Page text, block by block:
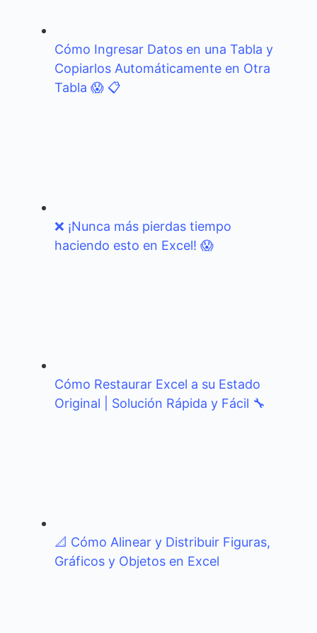
Cómo Ingresar Datos en una Tabla y
Copiarlos Automáticamente en Otra
Tabla 😱 📋
❌ ¡Nunca más pierdas tiempo
haciendo esto en Excel! 😱
Cómo Restaurar Excel a su Estado
Original | Solución Rápida y Fácil 🔧
📐 Cómo Alinear y Distribuir Figuras,
Gráficos y Objetos en Excel